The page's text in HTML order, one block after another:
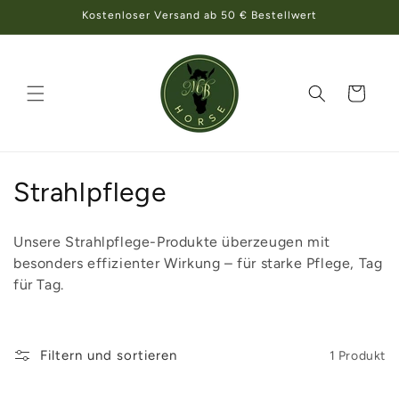
Inhalt
Kostenloser Versand ab 50 € Bestellwert
Warenkorb
K
t
e
o
Strahlpflege
Unsere Strahlpflege-Produkte überzeugen mit
besonders effizienter Wirkung – für starke Pflege, Tag
für Tag.
Filtern und sortieren 1 Produkt